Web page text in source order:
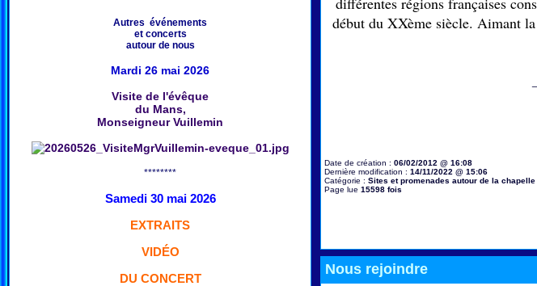
Autres événements
et concerts
autour de nous
Mardi 26 mai 2026
Visite de l'évêque
du Mans,
Monseigneur Vuillemin
********
Samedi 30 mai 2026
EXTRAITS
VIDÉO
DU CONCERT
début du XXème siècle. Aimant
Date de création : 06/02/2012 @ 16:08
Dernière modification : 14/11/2022 @ 15:06
Catégorie : Sites et promenades autour de la chapelle
Page lue 15598 fois
Nous rejoindre